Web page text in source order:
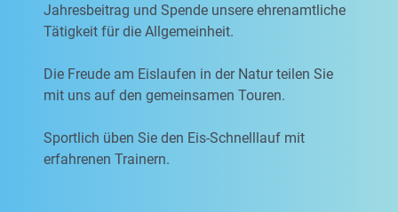
Jahresbeitrag und Spende unsere ehrenamtliche
Tätigkeit für die Allgemeinheit.
Die Freude am Eislaufen in der Natur teilen Sie
mit uns auf den gemeinsamen Touren.
Sportlich üben Sie den Eis-Schnelllauf mit
erfahrenen Trainern.